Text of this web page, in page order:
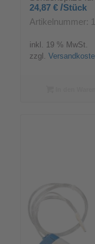
24,87 € /Stück
Artikelnummer:
inkl. 19 % MwSt.
zzgl.